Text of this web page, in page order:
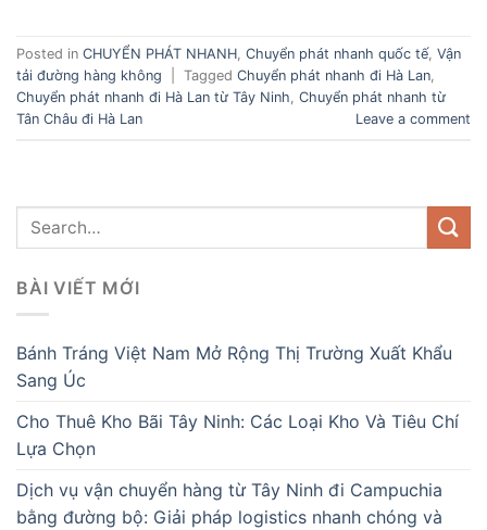
Posted in CHUYỂN PHÁT NHANH, Chuyển phát nhanh quốc tế, Vận
tải đường hàng không
Tagged Chuyển phát nhanh đi Hà Lan,
Chuyển phát nhanh đi Hà Lan từ Tây Ninh, Chuyển phát nhanh từ
Tân Châu đi Hà Lan
Leave a comment
BÀI VIẾT MỚI
Bánh Tráng Việt Nam Mở Rộng Thị Trường Xuất Khẩu
Sang Úc
Cho Thuê Kho Bãi Tây Ninh: Các Loại Kho Và Tiêu Chí
Lựa Chọn
Dịch vụ vận chuyển hàng từ Tây Ninh đi Campuchia
bằng đường bộ: Giải pháp logistics nhanh chóng và